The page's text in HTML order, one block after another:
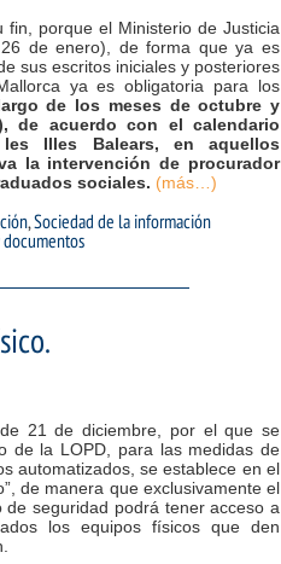
porque el Ministerio de Justicia
de enero), de forma que ya es
sus escritos iniciales y posteriores
ya es obligatoria para los
de los meses de octubre y
de acuerdo con el calendario
Illes Balears, en aquellos
la intervención de procurador
sociales. (más…)
,Sociedad de la información
21 de diciembre, por el que se
de la LOPD, para las medidas de
automatizados, se establece en el
de manera que exclusivamente el
seguridad podrá tener acceso a
los equipos físicos que den